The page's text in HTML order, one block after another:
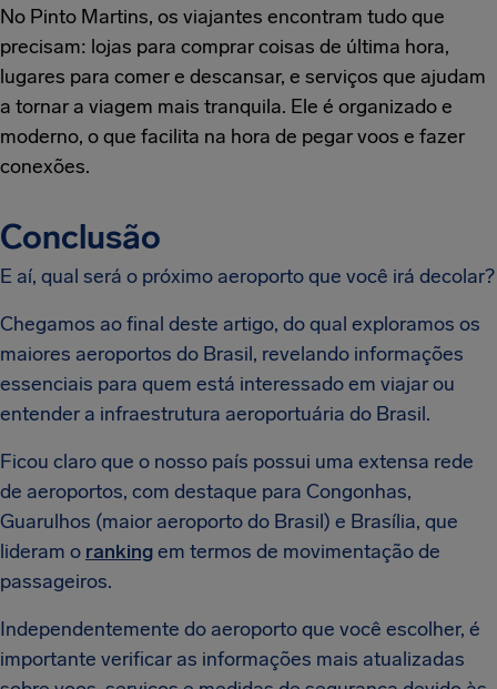
No Pinto Martins, os viajantes encontram tudo que
precisam: lojas para comprar coisas de última hora,
lugares para comer e descansar, e serviços que ajudam
a tornar a viagem mais tranquila. Ele é organizado e
moderno, o que facilita na hora de pegar voos e fazer
conexões.
Conclusão
E aí, qual será o próximo aeroporto que você irá decolar?
Chegamos ao final deste artigo, do qual exploramos os
maiores aeroportos do Brasil, revelando informações
essenciais para quem está interessado em viajar ou
entender a infraestrutura aeroportuária do Brasil.
Ficou claro que o nosso país possui uma extensa rede
de aeroportos, com destaque para Congonhas,
Guarulhos (maior aeroporto do Brasil) e Brasília, que
lideram o rankingem termos de movimentação de
passageiros.
Independentemente do aeroporto que você escolher, é
importante verificar as informações mais atualizadas